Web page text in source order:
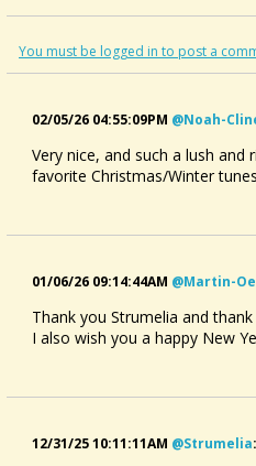
der handgemachten Musik und
Musizieren im Vordergrund.
Der Mountain Dulcimer ist ein
Wurzeln bis hin zum späten
ersten Mal erwähnt wurde.
leicht zu spielen und intuitiv zu
ist dort auch heute noch, vor
Appalachen, in der Country
You must be logged in to post a
02/05/26 04:55:09PM @noah-
Very nice, and such a lush
favorite Christmas/Winter
01/06/26 09:14:44AM @martin-
Thank you Strumelia and
I also wish you a happy New
12/31/25 10:11:11AM @strumelia: